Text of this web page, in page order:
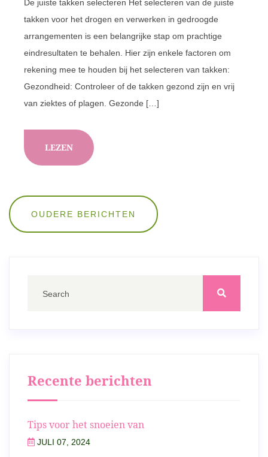
De juiste takken selecteren Het selecteren van de juiste
takken voor het drogen en verwerken in gedroogde
arrangementen is een belangrijke stap om prachtige
eindresultaten te behalen. Hier zijn enkele factoren om
rekening mee te houden bij het selecteren van takken:
Gezondheid: Controleer of de takken gezond zijn en vrij
van ziektes of plagen. Gezonde […]
LEZEN
Berichten
navigatie
OUDERE BERICHTEN
Recente berichten
Tips voor het snoeien van
JULI 07, 2024